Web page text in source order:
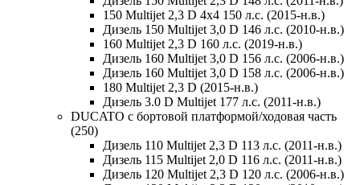
150 Multijet 2,3 D 4x4 150 л.с. (2015-н.в.)
Дизель 150 Multijet 3,0 D 146 л.с. (2010-н.в.)
160 Multijet 2,3 D 160 л.с. (2019-н.в.)
Дизель 160 Multijet 3,0 D 156 л.с. (2006-н.в.)
Дизель 160 Multijet 3,0 D 158 л.с. (2006-н.в.)
180 Multijet 2,3 D (2015-н.в.)
Дизель 3.0 D Multijet 177 л.с. (2011-н.в.)
DUCATO c бортовой платформой/ходовая часть
(250)
Дизель 110 Multijet 2,3 D 113 л.с. (2011-н.в.)
Дизель 115 Multijet 2,0 D 116 л.с. (2011-н.в.)
Дизель 120 Multijet 2,3 D 120 л.с. (2006-н.в.)